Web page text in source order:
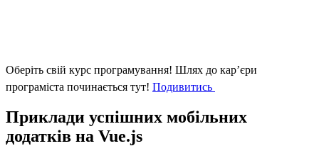
Оберіть свій курс програмування! Шлях до кар’єри
програміста починається тут! Подивитись
Приклади успішних мобільних
додатків на Vue.js